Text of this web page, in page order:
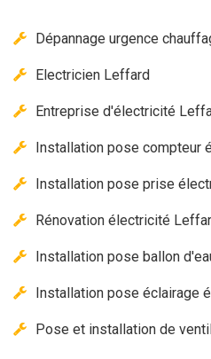
Dépannage urgence
Electricien Leffard
Entreprise d'électricité
Installation pose compteur
Installation pose prise
Rénovation électricité
Installation pose ballon
Installation pose éclairage
Pose et installation de